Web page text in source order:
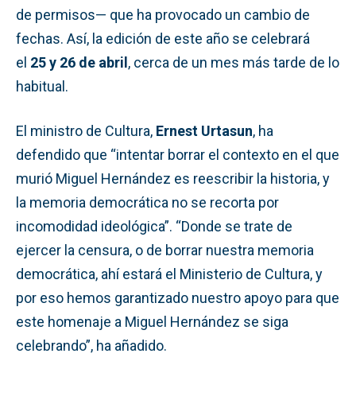
de permisos— que ha provocado un cambio de
fechas. Así, la edición de este año se celebrará
el 25 y 26 de abril, cerca de un mes más tarde de lo
habitual.
El ministro de Cultura, Ernest Urtasun, ha
defendido que “intentar borrar el contexto en el que
murió Miguel Hernández es reescribir la historia, y
la memoria democrática no se recorta por
incomodidad ideológica”. “Donde se trate de
ejercer la censura, o de borrar nuestra memoria
democrática, ahí estará el Ministerio de Cultura, y
por eso hemos garantizado nuestro apoyo para que
este homenaje a Miguel Hernández se siga
celebrando”, ha añadido.